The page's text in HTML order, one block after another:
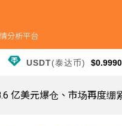
分析平台
USDT(泰达币) $0.9990
亿美元爆仓、市场再度绷